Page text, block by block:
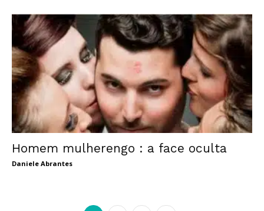
Homem mulherengo : a face oculta
Daniele Abrantes